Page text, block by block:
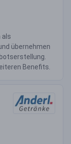
als
übernehmen
Benefits.